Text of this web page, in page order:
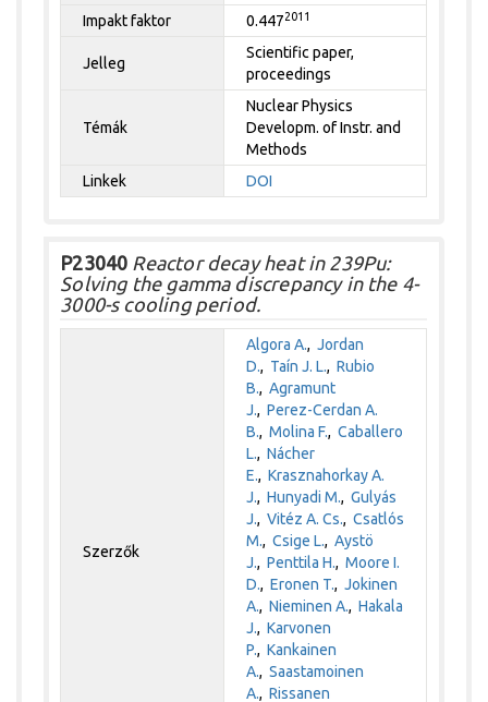
Impakt faktor
0.4472011
Jelleg
Scientific paper,
proceedings
Témák
Nuclear Physics
Developm. of Instr. and
Methods
Linkek
DOI
P23040 Reactor decay heat in 239Pu:
Solving the gamma discrepancy in the 4-
3000-s cooling period.
Szerzők
Algora A.,Jordan
D., Taín J. L.,Rubio
B.,Agramunt
J.,Perez-Cerdan A.
B.,Molina F.,Caballero
L.,Nácher
E.,Krasznahorkay A.
J.,Hunyadi M.,Gulyás
J.,Vitéz A. Cs.,Csatlós
M.,Csige L.,Aystö
J.,Penttila H.,Moore I.
D.,Eronen T.,Jokinen
A.,Nieminen A.,Hakala
J.,Karvonen
P.,Kankainen
A.,Saastamoinen
A.,Rissanen